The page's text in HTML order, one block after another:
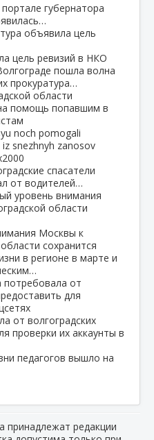
губернатора
объявила цель
пошла волна
прокуратура…
области
помощь попавшим в
спасатели
от водителей…
уровень внимания
области
в регионе в марте и
потребовала от
для
педагогов вышло на
принадлежат редакции